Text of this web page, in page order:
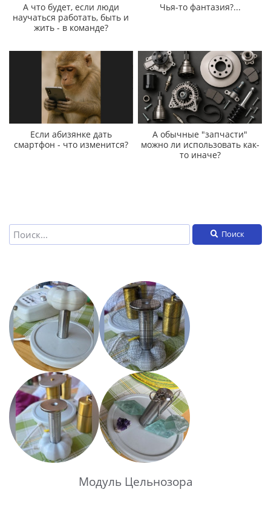
А что будет, если люди
научаться работать, быть и
жить - в команде?
Чья-то фантазия?...
Если абизянке дать
смартфон - что изменится?
А обычные "запчасти"
можно ли использовать как-
то иначе?
Поиск
Модуль Цельнозора